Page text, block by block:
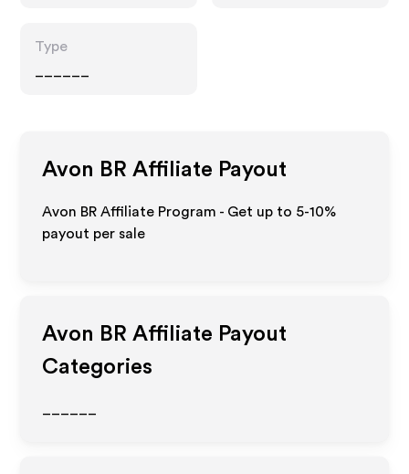
Type
Avon BR Affiliate Payout
Avon BR Affiliate Program - Get up to 5-10%
payout per sale
Avon BR Affiliate Payout
Categories